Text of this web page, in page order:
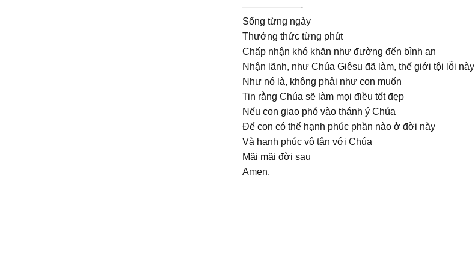
——————-
Sống từng ngày
Thưởng thức từng phút
Chấp nhận khó khăn như đường đến bình an
Nhận lãnh, như Chúa Giêsu đã làm, thế giới tội lỗi này
Như nó là, không phải như con muốn
Tin rằng Chúa sẽ làm mọi điều tốt đẹp
Nếu con giao phó vào thánh ý Chúa
Để con có thể hạnh phúc phần nào ở đời này
Và hạnh phúc vô tận với Chúa
Mãi mãi đời sau
Amen.